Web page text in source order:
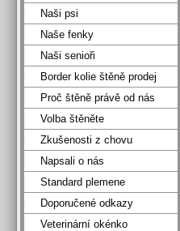
Naši psi
Naše fenky
Naši senioři
Border kolie štěně prodej
Proč štěně právě od nás
Volba štěněte
Zkušenosti z chovu
Napsali o nás
Standard plemene
Doporučené odkazy
Veterinární okénko